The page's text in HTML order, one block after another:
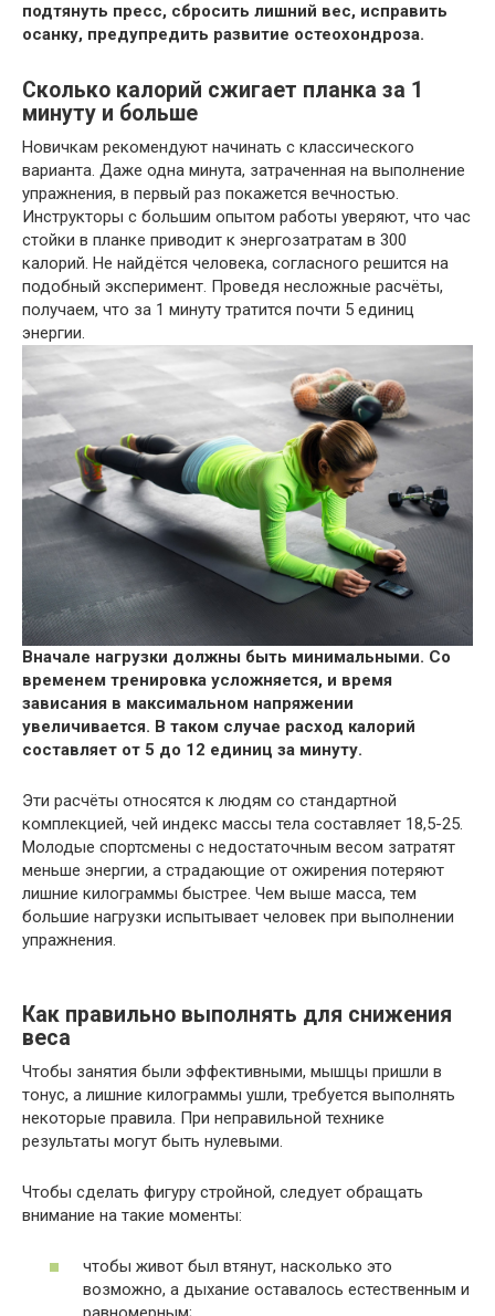
подтянуть пресс, сбросить лишний вес, исправить
осанку, предупредить развитие остеохондроза.
Сколько калорий сжигает планка за 1
минуту и больше
Новичкам рекомендуют начинать с классического
варианта. Даже одна минута, затраченная на выполнение
упражнения, в первый раз покажется вечностью.
Инструкторы с большим опытом работы уверяют, что час
стойки в планке приводит к энергозатратам в 300
калорий. Не найдётся человека, согласного решится на
подобный эксперимент. Проведя несложные расчёты,
получаем, что за 1 минуту тратится почти 5 единиц
энергии.
Вначале нагрузки должны быть минимальными. Со
временем тренировка усложняется, и время
зависания в максимальном напряжении
увеличивается. В таком случае расход калорий
составляет от 5 до 12 единиц за минуту.
Эти расчёты относятся к людям со стандартной
комплекцией, чей индекс массы тела составляет 18,5-25.
Молодые спортсмены с недостаточным весом затратят
меньше энергии, а страдающие от ожирения потеряют
лишние килограммы быстрее. Чем выше масса, тем
большие нагрузки испытывает человек при выполнении
упражнения.
Как правильно выполнять для снижения
веса
Чтобы занятия были эффективными, мышцы пришли в
тонус, а лишние килограммы ушли, требуется выполнять
некоторые правила. При неправильной технике
результаты могут быть нулевыми.
Чтобы сделать фигуру стройной, следует обращать
внимание на такие моменты:
чтобы живот был втянут, насколько это
возможно, а дыхание оставалось естественным и